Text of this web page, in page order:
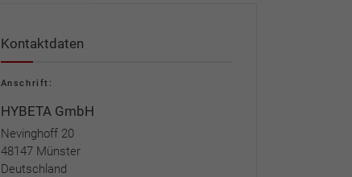
Kontaktdaten
Anschrift:
HYBETA GmbH
Nevinghoff 20
48147 Münster
Deutschland